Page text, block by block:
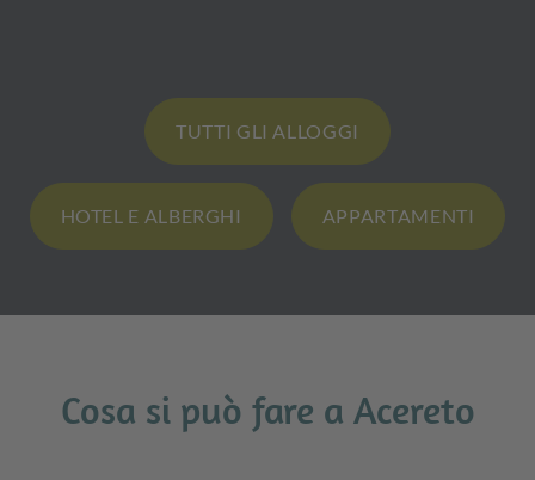
TUTTI GLI ALLOGGI
HOTEL E ALBERGHI APPARTAMENTI
Cosa si può fare a Acereto